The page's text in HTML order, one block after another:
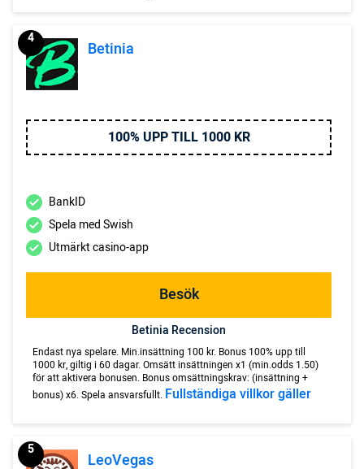
Betinia
4
100% UPP TILL 1000 KR
BankID
Spela med Swish
Utmärkt casino-app
Besök
Betinia Recension
Endast nya spelare. Min.insättning 100 kr. Bonus 100% upp till
1000 kr, giltig i 60 dagar. Omsätt insättningen x1 (min.odds 1.50)
för att aktivera bonusen. Bonus omsättningskrav: (insättning +
bonus) x6. Spela ansvarsfullt. Fullständiga villkor gäller
LeoVegas
5